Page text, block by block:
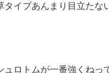
イプあんまり目立たな
ロトムが一番強くねっ